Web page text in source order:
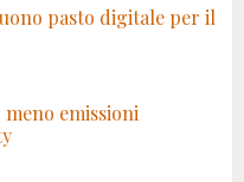
pasto digitale per il
emissioni